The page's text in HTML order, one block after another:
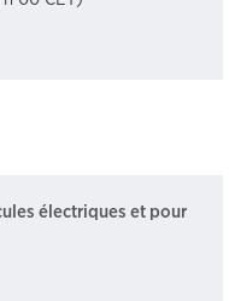
électriques et pour